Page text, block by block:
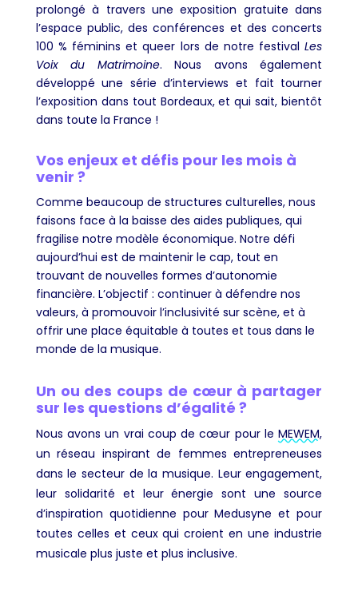
prolongé à travers une exposition gratuite dans
l’espace public, des conférences et des concerts
100 % féminins et queer lors de notre festivalLes
Voix du Matrimoine. Nous avons également
développé une série d’interviews et fait tourner
l’exposition dans tout Bordeaux, et qui sait, bientôt
dans toute la France !
Vos enjeux et défis pour les mois à
venir ?
Comme beaucoup de structures culturelles, nous
faisons face à la baisse des aides publiques, qui
fragilise notre modèle économique. Notre défi
aujourd’hui est de maintenir le cap, tout en
trouvant de nouvelles formes d’autonomie
financière. L’objectif : continuer à défendre nos
valeurs, à promouvoir l’inclusivité sur scène, et à
offrir une place équitable à toutes et tous dans le
monde de la musique.
Un ou des coups de cœur à partager
sur les questions d’égalité ?
Nous avons un vrai coup de cœur pour leMEWEM,
un réseau inspirant de femmes entrepreneuses
dans le secteur de la musique. Leur engagement,
leur solidarité et leur énergie sont une source
d’inspiration quotidienne pour Medusyne et pour
toutes celles et ceux qui croient en une industrie
musicale plus juste et plus inclusive.